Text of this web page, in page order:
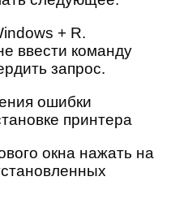
+ R.
ввести команду
запрос.
окна нажать на